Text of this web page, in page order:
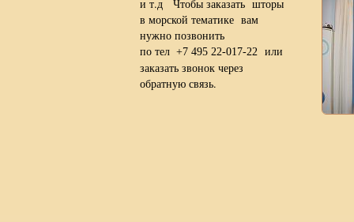
и т.д Чтобы заказать шторы
в морской тематике вам
нужно позвонить
по тел +7 495 22-017-22 или
заказать звонок через
обратную связь.